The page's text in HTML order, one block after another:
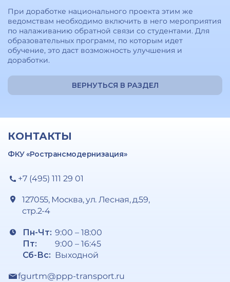
При доработке национального проекта этим же
ведомствам необходимо включить в него мероприятия
по налаживанию обратной связи со студентами. Для
образовательных программ, по которым идет
обучение, это даст возможность улучшения и
доработки.
ВЕРНУТЬСЯ В РАЗДЕЛ
КОНТАКТЫ
ФКУ «Ространсмодернизация»
+7 (495) 111 29 01
127055, Москва, ул. Лесная, д.59,
стр.2-4
Пн-Чт:
Пт:
Сб-Вс:
9:00 – 18:00
9:00 – 16:45
Выходной
fgurtm@ppp-transport.ru